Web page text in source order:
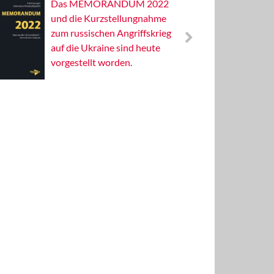
Das MEMORANDUM 2022
und die Kurzstellungnahme
zum russischen Angriffskrieg
auf die Ukraine sind heute
vorgestellt worden.